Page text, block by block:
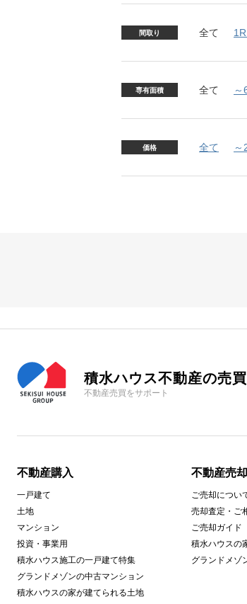
間取り 全て
専有面積 全て ～
価格 全て ～
積水ハウス不動産の売買
不動産売買をサポート
不動産購入
一戸建て
土地
マンション
投資・事業用
積水ハウス施工の一戸建て特集
グランドメゾンの中古マンション
積水ハウスの家が建てられる土地
不動産売却
ご売却につい
売却査定・ご
ご売却ガイド
積水ハウスの
グランドメゾ